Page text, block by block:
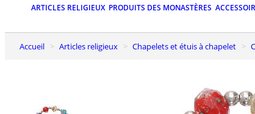
ARTICLES RELIGIEUX PRODUITS DES MONASTÈRES
Accueil Articles religieux Chapelets et étuis à chapelet